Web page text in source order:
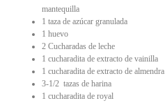
mantequilla
1 taza de azúcar granulada
1 huevo
2 Cucharadas de leche
1 cucharadita de extracto de vainilla
1 cucharadita de extracto de almendra
3-1/2 tazas de harina
1 cucharadita de royal